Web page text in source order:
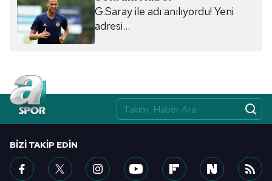
ilgili mevzuata uygun olarak kullanılan çerezlerle ilgili bilgi
almak için lütfen tıklayınız
G.Saray ile adı anılıyordu! Yeni
adresi...
BIZI TAKIP EDIN